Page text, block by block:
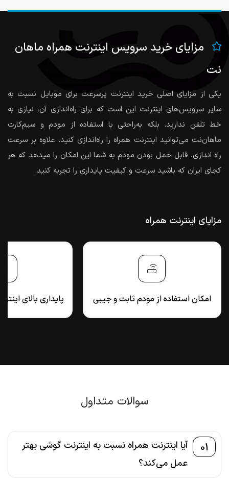
مزایای خرید سرویس اینترنت همراه ماهان
نت
یکی از مزایای اصلی خرید اینترنت پرسرعت برای موبایل نسبت به
سایر سرویس‌های اینترنت‌ این است که برای راه‌اندازی آن، نیازی به
خط تلفن ندارید. بلکه به‌راحتی با استفاده از مودم و سیم‌کارت
ماهان‌نت می‌توانید اینترنت همراه را راه‌اندازی کنید. علاوه بر سرعت
راه اندازی، قابل حمل بودن مودم به شما این امکان را میدهد که هر
کجای ایران که باشید سرعت و کیفیت پایداری را تجربه کنید.
مزایای اینترنت همراه
امکان استفاده از مودم ثابت و جیبی پایداری بالای
سوالات متداول
01
آیا اینترنت همراه نسبت به اینترنت گوشی بهتر
عمل می‌کند؟